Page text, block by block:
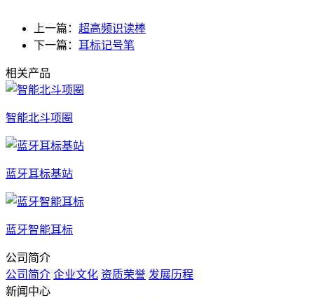
上一篇： 超高频识读棒
下一篇： 耳标记号笔
相关产品
智能北斗项圈
蓝牙耳标基站
蓝牙智能耳标
公司简介
公司简介 企业文化 资质荣誉 发展历程
新闻中心